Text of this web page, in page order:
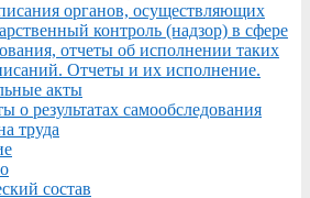
органов, осуществляющих
контроль (надзор) в сфере
отчеты об исполнении таких
Отчеты и их исполнение.
акты
о результатах самообследования
труда
состав